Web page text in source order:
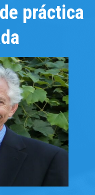
práctica